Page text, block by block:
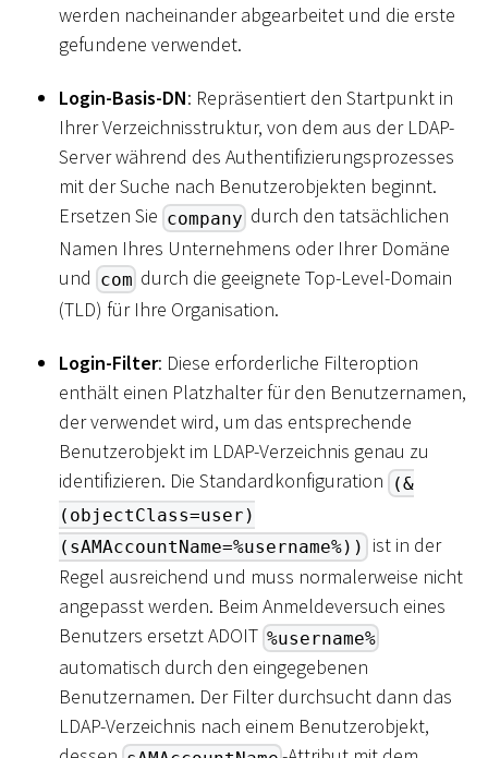
werden nacheinander abgearbeitet und die erste
gefundene verwendet.
Login-Basis-DN: Repräsentiert den Startpunkt in
Ihrer Verzeichnisstruktur, von dem aus der LDAP-
Server während des Authentifizierungsprozesses
mit der Suche nach Benutzerobjekten beginnt.
Ersetzen Sie company durch den tatsächlichen
Namen Ihres Unternehmens oder Ihrer Domäne
und com durch die geeignete Top-Level-Domain
(TLD) für Ihre Organisation.
Login-Filter: Diese erforderliche Filteroption
enthält einen Platzhalter für den Benutzernamen,
der verwendet wird, um das entsprechende
Benutzerobjekt im LDAP-Verzeichnis genau zu
identifizieren. Die Standardkonfiguration
(&
(objectClass=user)
(sAMAccountName=%username%)) ist in der
Regel ausreichend und muss normalerweise nicht
angepasst werden. Beim Anmeldeversuch eines
Benutzers ersetzt ADOIT %username%
automatisch durch den eingegebenen
Benutzernamen. Der Filter durchsucht dann das
LDAP-Verzeichnis nach einem Benutzerobjekt,